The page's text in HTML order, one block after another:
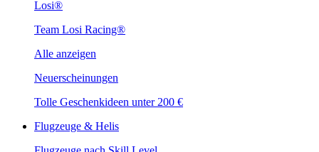
Losi®
Team Losi Racing®
Alle anzeigen
Neuerscheinungen
Tolle Geschenkideen unter 200 €
Flugzeuge & Helis